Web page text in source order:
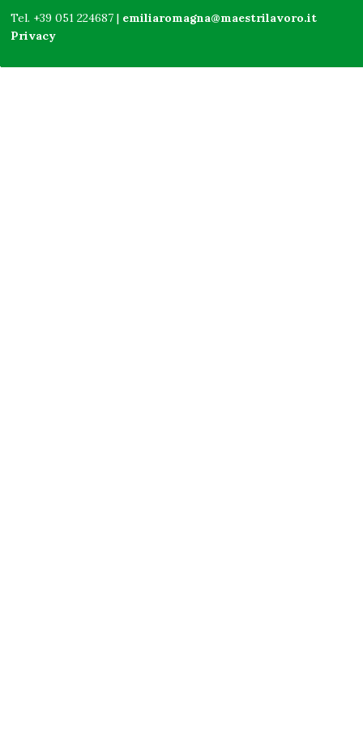
Tel. +39 051 224687 | emiliaromagna@maestrilavoro.it
Privacy